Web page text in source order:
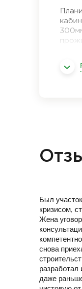
Был
кризисом,
Жена
снова
даже